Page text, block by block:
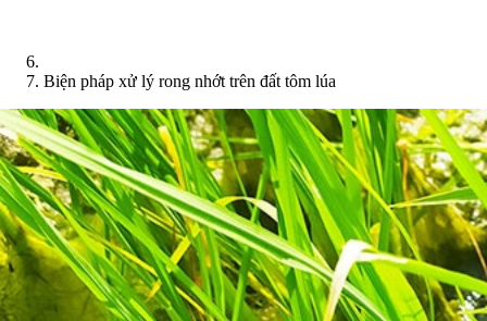
Biện pháp xử lý rong nhớt trên đất tôm lúa